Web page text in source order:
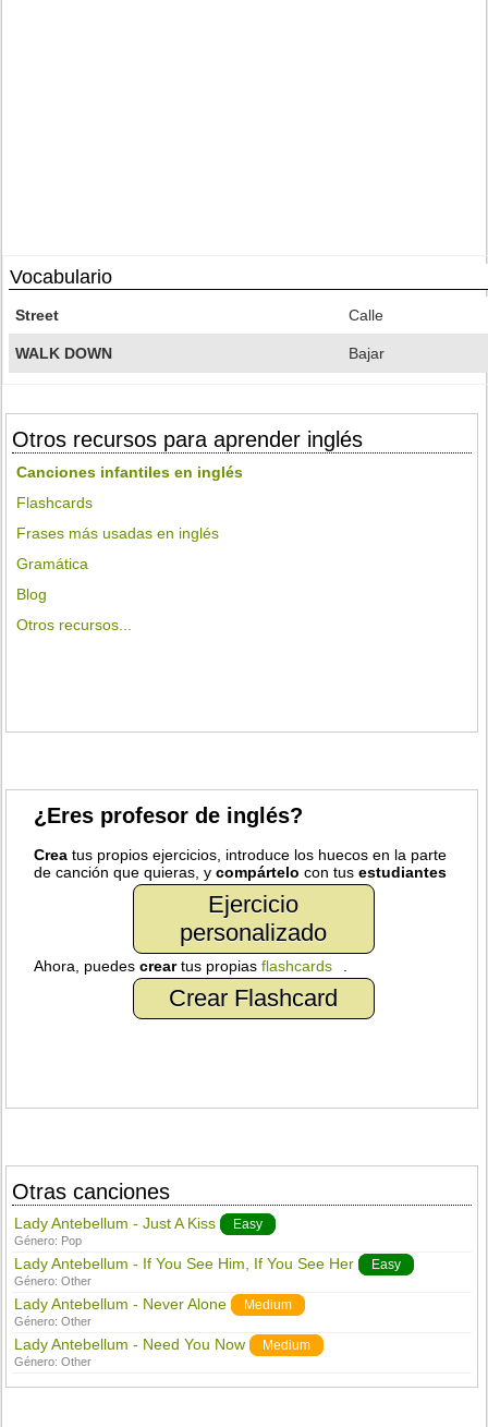
Vocabulario
Street Calle
WALK DOWN Bajar
Otros recursos para aprender inglés
Canciones infantiles en inglés
Flashcards
Frases más usadas en inglés
Gramática
Blog
Otros recursos...
¿Eres profesor de inglés?
Crea tus propios ejercicios, introduce los huecos en la parte
de canción que quieras, ycompártelo con tusestudiantes
Ejercicio
personalizado
Ahora, puedescreartus propiasflashcards
Crear Flashcard
Otras canciones
Lady Antebellum - Just A Kiss Easy
Género: Pop
Lady Antebellum - If You See Him, If You See Her Easy
Género:Other
Lady Antebellum - Never Alone Medium
Género:Other
Lady Antebellum - Need You Now Medium
Género:Other